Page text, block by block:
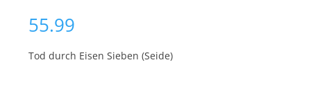
55.99
Tod durch Eisen Sieben (Seide)